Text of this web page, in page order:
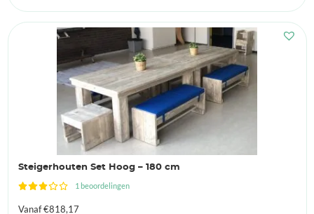
Steigerhouten Set Hoog – 180 cm
1 beoordelingen
Vanaf€818,17